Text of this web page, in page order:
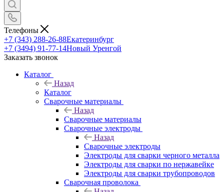
Телефоны
+7 (343) 288-26-88Екатеринбург
+7 (3494) 91-77-14Новый Уренгой
Заказать звонок
Каталог
Назад
Каталог
Сварочные материалы
Назад
Сварочные материалы
Сварочные электроды
Назад
Сварочные электроды
Электроды для сварки черного металла
Электроды для сварки по нержавейке
Электроды для сварки трубопроводов
Сварочная проволока